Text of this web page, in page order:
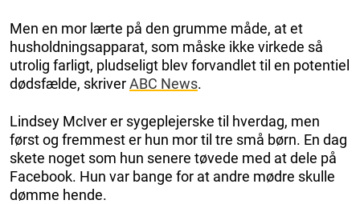
Men en mor lærte på den grumme måde, at et
husholdningsapparat, som måske ikke virkede så
utrolig farligt, pludseligt blev forvandlet til en potentiel
dødsfælde, skriverABC News.
Lindsey McIver er sygeplejerske til hverdag, men
først og fremmest er hun mor til tre små børn. En dag
skete noget som hun senere tøvede med at dele på
Facebook. Hun var bange for at andre mødre skulle
dømme hende.